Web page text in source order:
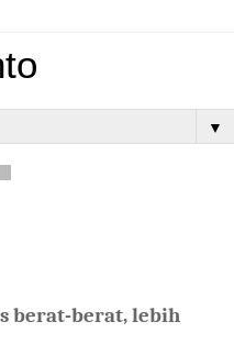
▼
berat-berat, lebih